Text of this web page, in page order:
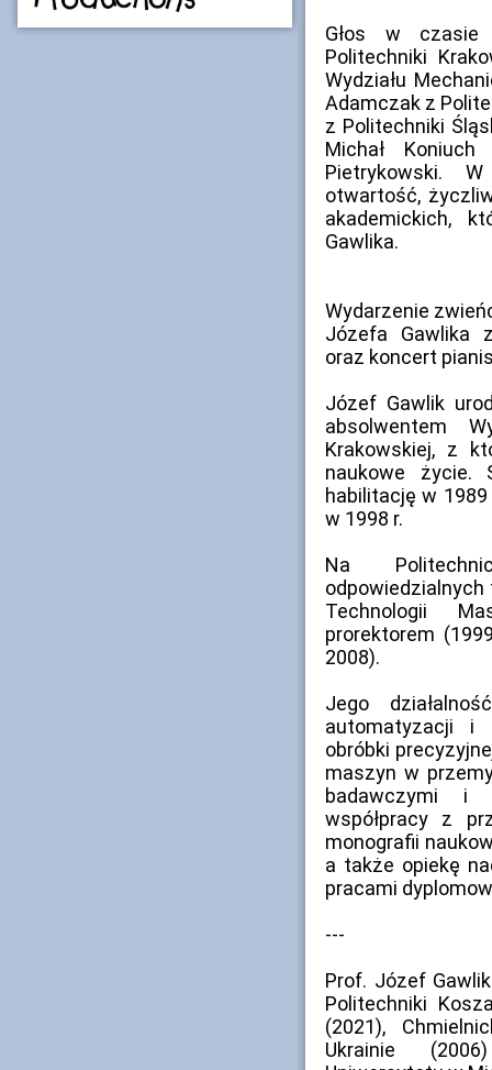
Głos w czasie
Politechniki
Wydziału
Adamczak z
z Politechniki
Michał
Pietrykowski.
otwartość,
akademickich,
Gawlika.
Wydarzenie
Józefa Gawlika
oraz koncert
Józef Gawlik
absolwentem
Krakowskiej, z
naukowe życie.
habilitację w
w 1998 r.
Na
Technologii
prorektorem
2008).
Jego
automatyzacji i
obróbki
maszyn w
badawczymi i
współpracy z
monografii
a także opiekę
pracami
---
Prof. Józef
Politechniki
(2021),
Ukrainie